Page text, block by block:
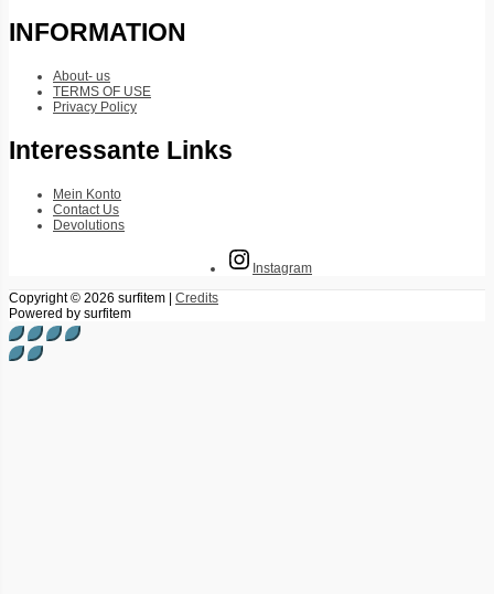
INFORMATION
About- us
TERMS OF USE
Privacy Policy
Interessante Links
Mein Konto
Contact Us
Devolutions
Instagram
Copyright © 2026 surfitem | Credits
Powered by surfitem